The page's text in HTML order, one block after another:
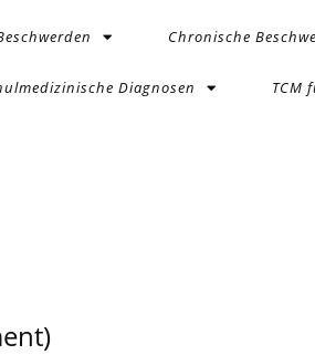
Chronische
Diagnosen TCM